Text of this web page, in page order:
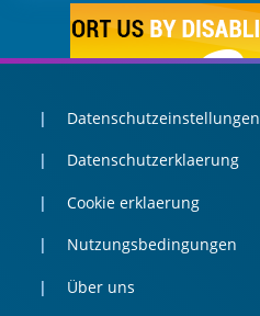
Datenschutzeinstellungen
Datenschutzerklaerung
Cookie erklaerung
Nutzungsbedingungen
Über uns